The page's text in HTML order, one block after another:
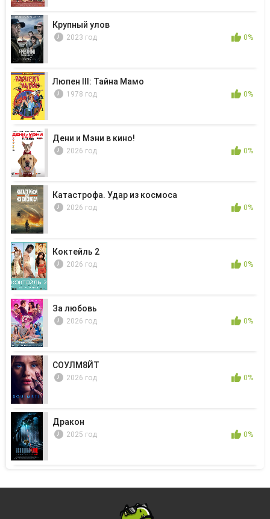
Крупный улов
2023 год 0%
Люпен III: Тайна Мамо
1978 год 0%
Дени и Мэни в кино!
2026 год 0%
Катастрофа. Удар из космоса
2026 год 0%
Коктейль 2
2026 год 0%
За любовь
2026 год 0%
СОУЛМ8ЙТ
2026 год 0%
Дракон
2025 год 0%